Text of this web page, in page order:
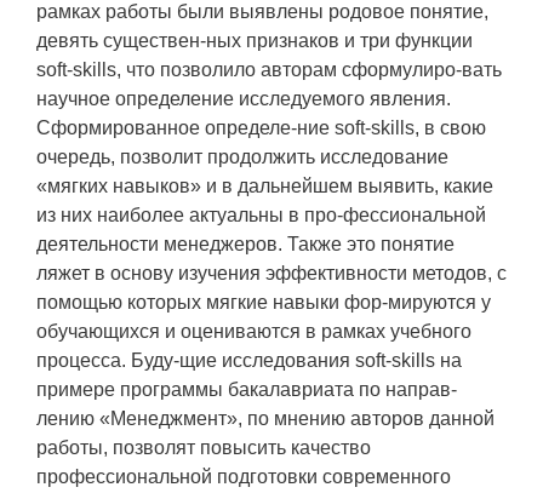
рамках работы были выявлены родовое понятие,
девять существен-ных признаков и три функции
soft-skills, что позволило авторам сформулиро-вать
научное определение исследуемого явления.
Сформированное определе-ние soft-skills, в свою
очередь, позволит продолжить исследование
«мягких навыков» и в дальнейшем выявить, какие
из них наиболее актуальны в про-фессиональной
деятельности менеджеров. Также это понятие
ляжет в основу изучения эффективности методов, с
помощью которых мягкие навыки фор-мируются у
обучающихся и оцениваются в рамках учебного
процесса. Буду-щие исследования soft-skills на
примере программы бакалавриата по направ-
лению «Менеджмент», по мнению авторов данной
работы, позволят повысить качество
профессиональной подготовки современного